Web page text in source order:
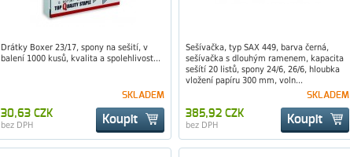
Drátky Boxer 23/17, spony na sešití, v
balení 1000 kusů, kvalita a spolehlivost...
Koupit
SKLADEM
30,63 CZK
bez DPH
Sešívačka, typ SAX 449, barva černá,
sešívačka s dlouhým ramenem, kapacita
sešítí 20 listů, spony 24/6, 26/6, hloubka
vložení papíru 300 mm, voln...
Koupit
SKLADEM
385,92 CZK
bez DPH